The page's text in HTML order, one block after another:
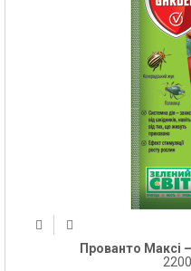
Прованто Максі